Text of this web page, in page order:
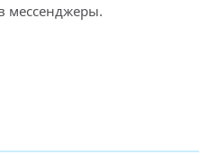
мессенджеры.